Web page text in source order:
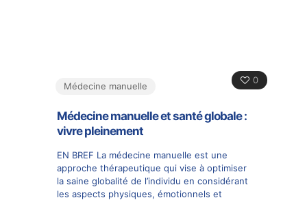
0
Médecine manuelle
Médecine manuelle et santé globale :
vivre pleinement
EN BREF La médecine manuelle est une
approche thérapeutique qui vise à optimiser
la saine globalité de l’individu en considérant
les aspects physiques, émotionnels et